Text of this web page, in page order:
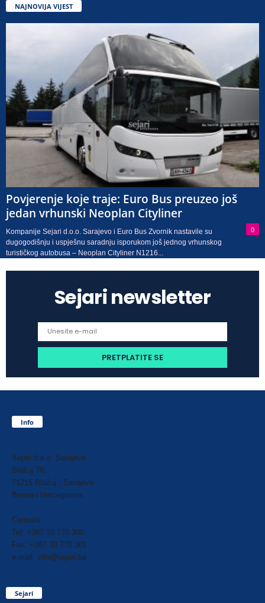
NAJNOVIJA VIJEST
Povjerenje koje traje: Euro Bus preuzeo još
jedan vrhunski Neoplan Cityliner
0
Kompanije Sejari d.o.o. Sarajevo i Euro Bus Zvornik nastavile su
dugogodišnju i uspješnu saradnju isporukom još jednog vrhunskog
turističkog autobusa – Neoplan Cityliner N1216...
Sejari newsletter
Info
Sejari d.o.o. Sarajevo
Blažuj 78,
71215 Blažuj - Sarajevo
Bosna i Hercegovina
Centrala:
Tel: +387 33 770 300
Fax: +387 33 770 301
e-mail: info@sejari.ba
Sejari